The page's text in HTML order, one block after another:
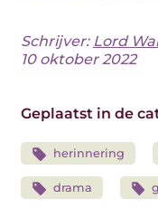
Schrijver: Lord
10 oktober 2022
Geplaatst in de
herinnering
drama